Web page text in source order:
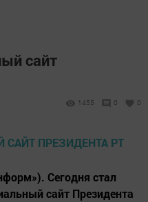
сайт
1455 0 0
Сегодня стал
сайт Президента